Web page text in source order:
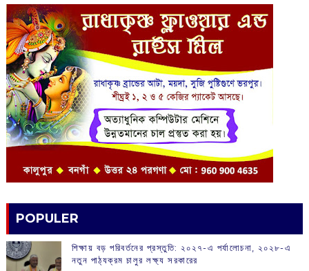
POPULER
শিক্ষায় বড় পরিবর্তনের প্রস্তুতি: ২০২৭-এ পর্যালোচনা, ২০২৮-এ
নতুন পাঠ্যক্রম চালুর লক্ষ্য সরকারের